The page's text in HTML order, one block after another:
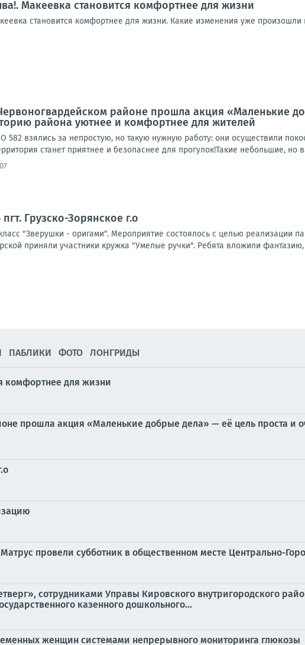
Макеевка становится комфортнее для жизни
становится комфортнее для жизни. Какие изменения уже
Червоногвардейском районе прошла акция «Маленькие
района уютнее и комфортнее для жителей
582 взялись за непростую, но такую нужную работу: они осуществили
станет приятнее и безопаснее для прогулок!Такие небольшие, но
Грузско-Зорянское г.о
"Зверушки - оригами". Мероприятие состоялось с целью реализации
приняли участники кружка "Умелые ручки". Ребята вложили
ПАБЛИКИ ФОТО ЛОНГРИДЫ
комфортнее для жизни
прошла акция «Маленькие добрые дела» — её цель проста и
провели субботник в общественном месте Центрально-
сотрудниками Управы Кировского внутригородского
казенного дошкольного...
женщин системами непрерывного мониторинга глюкозы